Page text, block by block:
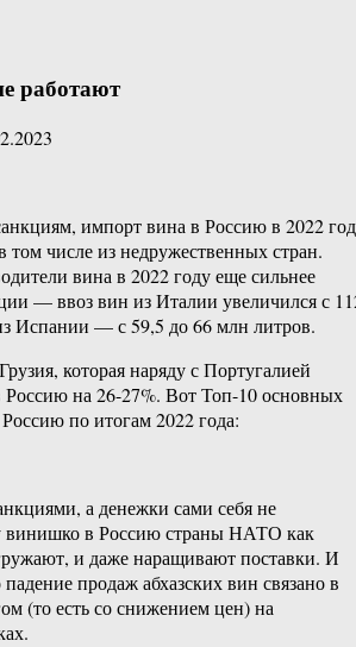
работают
импорт вина в Россию в 2022
том числе из недружественных стран.
вина в 2022 году еще сильнее
— ввоз вин из Италии увеличился с
Испании — с 59,5 до 66 млн литров.
которая наряду с Португалией
Россию на 26-27%. Вот Топ-10 основных
по итогам 2022 года:
а денежки сами себя не
винишко в Россию страны НАТО как
и даже наращивают поставки. И
падение продаж абхазских вин связано в
(то есть со снижением цен) на